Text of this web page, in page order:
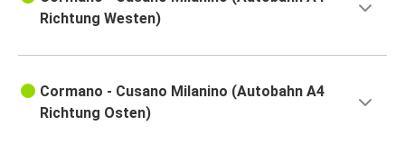
Richtung Westen)
Cormano - Cusano Milanino (Autobahn A4
Richtung Osten)